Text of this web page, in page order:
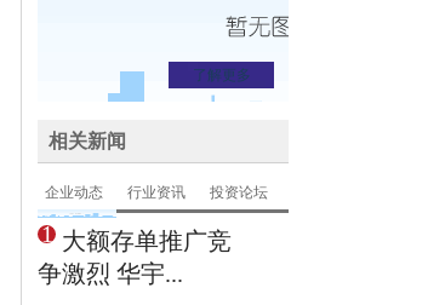
了解更多
相关新闻
企业动态 行业资讯 投资论坛
1 大额存单推广竞
争激烈 华宇...